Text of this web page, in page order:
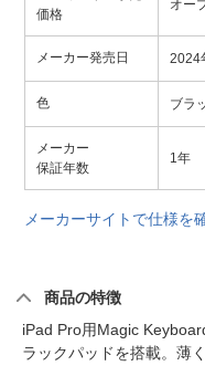
価格
オー
メーカー発売日 2024
色 ブラ
メーカー
保証年数
1年
メーカーサイトで仕様を
商品の特徴
iPad Pro用Magic
ラックパッドを搭載。薄